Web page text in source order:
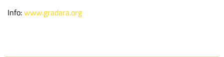
Info:www.gradara.org